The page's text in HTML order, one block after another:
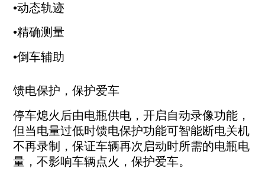
•动态轨迹
•精确测量
•倒车辅助
馈电保护，保护爱车
停车熄火后由电瓶供电，开启自动录像功能，
但当电量过低时馈电保护功能可智能断电关机
不再录制，保证车辆再次启动时所需的电瓶电
量，不影响车辆点火，保护爱车。